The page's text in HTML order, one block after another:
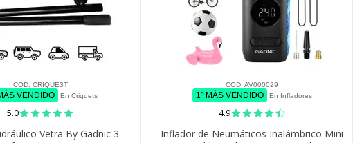
COD. CRIQUE3T
VENDIDO En Criquets
5.0
Vetra By Gadnic 3
COD. AV000029
1º MÁS VENDIDO En Infladores
4.9
Inflador de Neumáticos Inalámbrico Mini